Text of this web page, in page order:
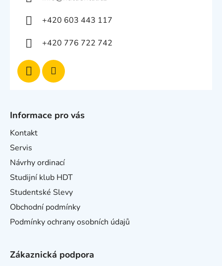
+420 603 443 117
+420 776 722 742
Informace pro vás
Kontakt
Servis
Návrhy ordinací
Studijní klub HDT
Studentské Slevy
Obchodní podmínky
Podmínky ochrany osobních údajů
Zákaznická podpora